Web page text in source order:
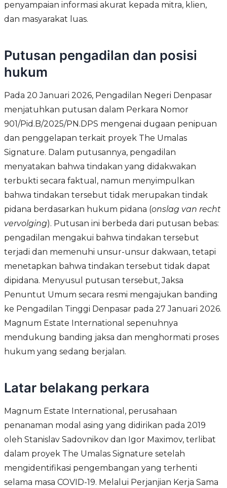
penyampaian informasi akurat kepada mitra, klien,
dan masyarakat luas.
Putusan pengadilan dan posisi
hukum
Pada 20 Januari 2026, Pengadilan Negeri Denpasar
menjatuhkan putusan dalam Perkara Nomor
901/Pid.B/2025/PN.DPS mengenai dugaan penipuan
dan penggelapan terkait proyek The Umalas
Signature. Dalam putusannya, pengadilan
menyatakan bahwa tindakan yang didakwakan
terbukti secara faktual, namun menyimpulkan
bahwa tindakan tersebut tidak merupakan tindak
pidana berdasarkan hukum pidana (onslag van recht
vervolging). Putusan ini berbeda dari putusan bebas:
pengadilan mengakui bahwa tindakan tersebut
terjadi dan memenuhi unsur-unsur dakwaan, tetapi
menetapkan bahwa tindakan tersebut tidak dapat
dipidana. Menyusul putusan tersebut, Jaksa
Penuntut Umum secara resmi mengajukan banding
ke Pengadilan Tinggi Denpasar pada 27 Januari 2026.
Magnum Estate International sepenuhnya
mendukung banding jaksa dan menghormati proses
hukum yang sedang berjalan.
Latar belakang perkara
Magnum Estate International, perusahaan
penanaman modal asing yang didirikan pada 2019
oleh Stanislav Sadovnikov dan Igor Maximov, terlibat
dalam proyek The Umalas Signature setelah
mengidentifikasi pengembangan yang terhenti
selama masa COVID-19. Melalui Perjanjian Kerja Sama